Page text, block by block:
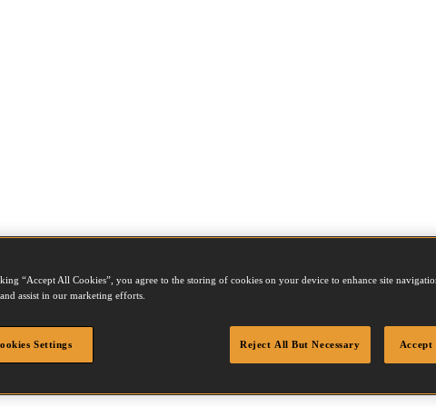
“Accept All Cookies”, you agree to the storing of cookies on your device to enhance site
assist in our marketing efforts.
Settings Reject All But Necessary Accept